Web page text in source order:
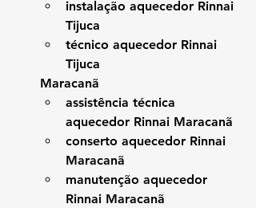
instalação aquecedor Rinnai
Tijuca
técnico aquecedor Rinnai
Tijuca
Maracanã
assistência técnica
aquecedor Rinnai Maracanã
conserto aquecedor Rinnai
Maracanã
manutenção aquecedor
Rinnai Maracanã